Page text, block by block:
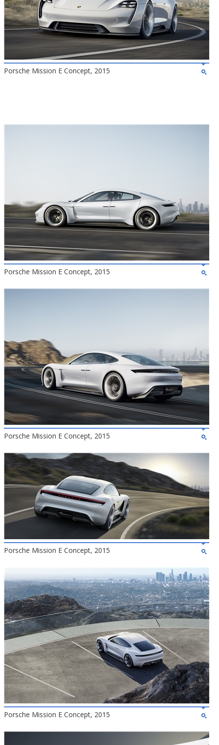
Porsche Mission E Concept, 2015
Porsche Mission E Concept, 2015
Porsche Mission E Concept, 2015
Porsche Mission E Concept, 2015
Porsche Mission E Concept, 2015